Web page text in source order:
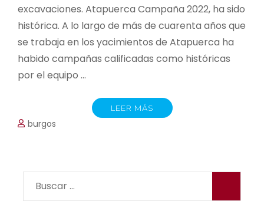
excavaciones. Atapuerca Campaña 2022, ha sido
histórica. A lo largo de más de cuarenta años que
se trabaja en los yacimientos de Atapuerca ha
habido campañas calificadas como históricas
por el equipo …
LEER MÁS
burgos
Buscar: